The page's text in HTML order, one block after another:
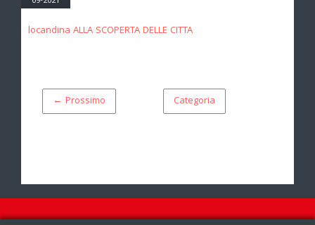
locandina ALLA SCOPERTA DELLE CITTA
← Prossimo Categoria